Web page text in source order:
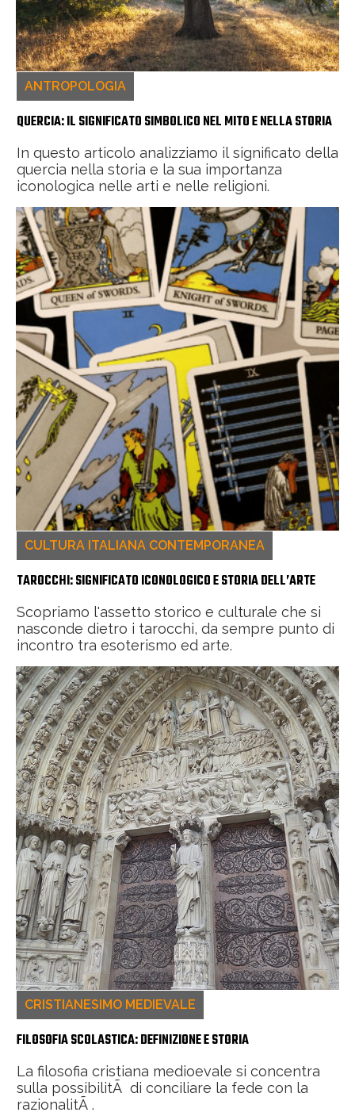
ANTROPOLOGIA
QUERCIA: IL SIGNIFICATO SIMBOLICO NEL MITO E NELLA STORIA
In questo articolo analizziamo il significato della
quercia nella storia e la sua importanza
iconologica nelle arti e nelle religioni.
CULTURA ITALIANA CONTEMPORANEA
TAROCCHI: SIGNIFICATO ICONOLOGICO E STORIA DELL’ARTE
Scopriamo l'assetto storico e culturale che si
nasconde dietro i tarocchi, da sempre punto di
incontro tra esoterismo ed arte.
CRISTIANESIMO MEDIEVALE
FILOSOFIA SCOLASTICA: DEFINIZIONE E STORIA
La filosofia cristiana medioevale si concentra
sulla possibilitÃ di conciliare la fede con la
razionalitÃ .